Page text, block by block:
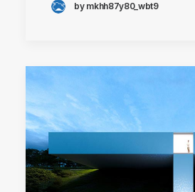
by mkhh87y80_wbt9